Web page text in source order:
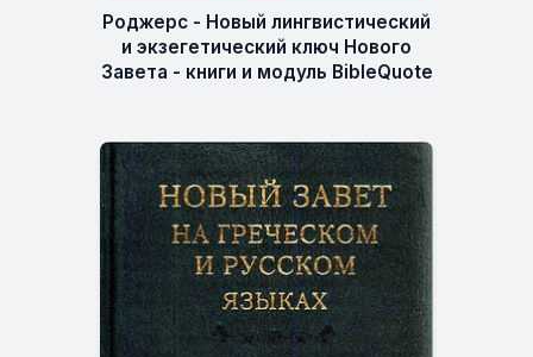
Роджерс - Новый лингвистический
и экзегетический ключ Нового
Завета - книги и модуль BibleQuote